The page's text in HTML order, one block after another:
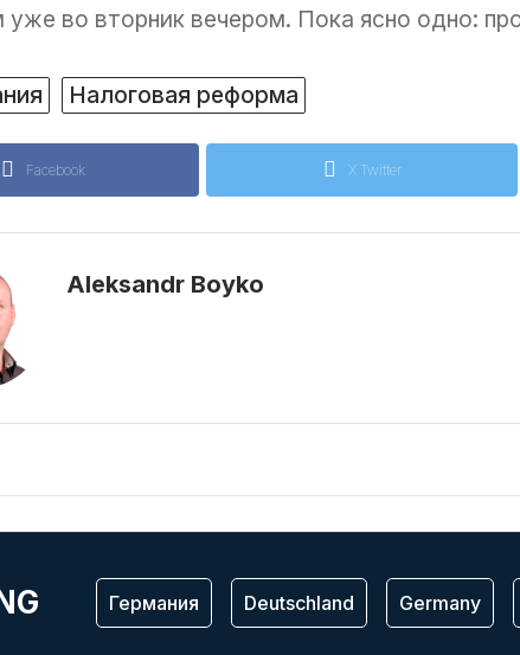
уже во вторник вечером. Пока ясно одно:
Налоговая реформа
Facebook X Twitter
Aleksandr Boyko
Германия Deutschland Germany